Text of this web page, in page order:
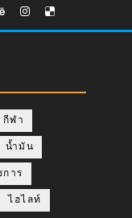
กีฬา
น้ำมัน
การ
ไฮไลท์